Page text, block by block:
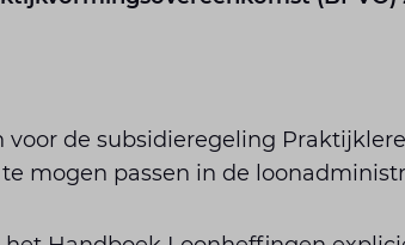
de subsidieregeling
mogen passen in de